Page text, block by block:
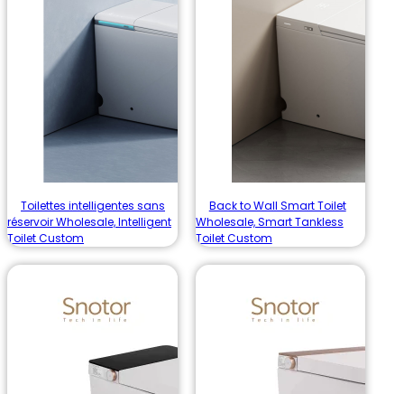
Toilettes intelligentes sans
réservoir Wholesale, Intelligent
Toilet Custom
Back to Wall Smart Toilet
Wholesale, Smart Tankless
Toilet Custom